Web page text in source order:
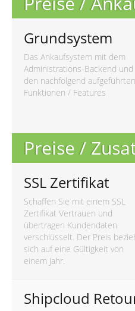
Grundsystem
Das Ankaufsystem mit dem
Administrations-Backend und
den nachfolgend aufgeführten
Funktionen / Features
Preise /
SSL Zertifikat
Schaffen Sie mit einem SSL
Zertifikat Vertrauen und
übertragen Kundendaten
verschlüsselt. Der Preis
sich auf eine Gültigkeit von
einem Jahr.
Shipcloud